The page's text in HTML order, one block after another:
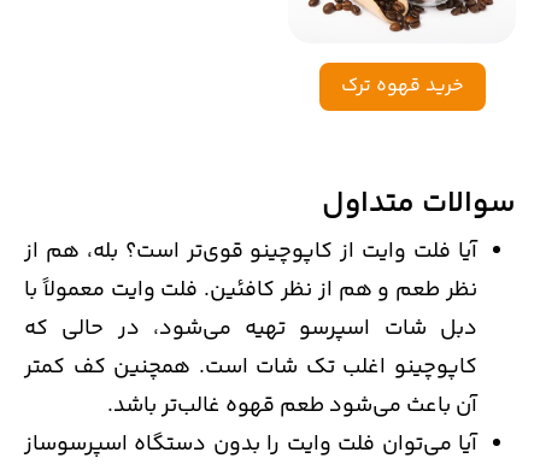
خرید قهوه ترک
سوالات متداول
آیا فلت وایت از کاپوچینو قوی‌تر است؟ بله، هم از
نظر طعم و هم از نظر کافئین. فلت وایت معمولاً با
دبل شات اسپرسو تهیه می‌شود، در حالی که
کاپوچینو اغلب تک شات است. همچنین کف کمتر
آن باعث می‌شود طعم قهوه غالب‌تر باشد.
آیا می‌توان فلت وایت را بدون دستگاه اسپرسوساز